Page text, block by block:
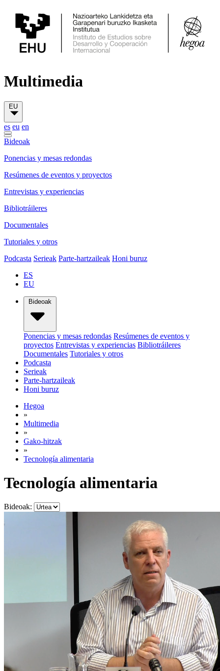
Multimedia
EU
es eu en
Bideoak
Ponencias y mesas redondas
Resúmenes de eventos y proyectos
Entrevistas y experiencias
Bibliotráileres
Documentales
Tutoriales y otros
Podcasta Serieak Parte-hartzaileak Honi buruz
ES
EU
Bideoak
Ponencias y mesas redondas Resúmenes de eventos y
proyectos Entrevistas y experiencias Bibliotráileres
Documentales Tutoriales y otros
Podcasta
Serieak
Parte-hartzaileak
Honi buruz
Hegoa
»
Multimedia
»
Gako-hitzak
»
Tecnología alimentaria
Tecnología alimentaria
Bideoak: